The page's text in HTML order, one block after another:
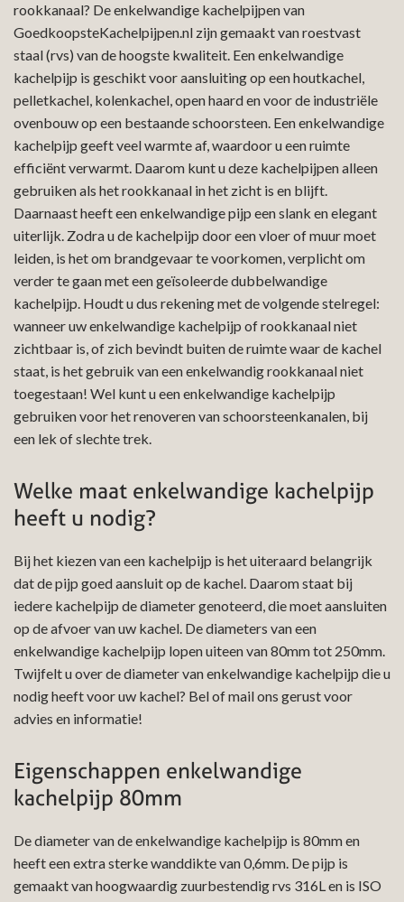
rookkanaal? De enkelwandige kachelpijpen van
GoedkoopsteKachelpijpen.nl zijn gemaakt van roestvast
staal (rvs) van de hoogste kwaliteit. Een enkelwandige
kachelpijp is geschikt voor aansluiting op een houtkachel,
pelletkachel, kolenkachel, open haard en voor de industriële
ovenbouw op een bestaande schoorsteen. Een enkelwandige
kachelpijp geeft veel warmte af, waardoor u een ruimte
efficiënt verwarmt. Daarom kunt u deze kachelpijpen alleen
gebruiken als het rookkanaal in het zicht is en blijft.
Daarnaast heeft een enkelwandige pijp een slank en elegant
uiterlijk. Zodra u de kachelpijp door een vloer of muur moet
leiden, is het om brandgevaar te voorkomen, verplicht om
verder te gaan met een geïsoleerde dubbelwandige
kachelpijp. Houdt u dus rekening met de volgende stelregel:
wanneer uw enkelwandige kachelpijp of rookkanaal niet
zichtbaar is, of zich bevindt buiten de ruimte waar de kachel
staat, is het gebruik van een enkelwandig rookkanaal niet
toegestaan! Wel kunt u een enkelwandige kachelpijp
gebruiken voor het renoveren van schoorsteenkanalen, bij
een lek of slechte trek.
Welke maat enkelwandige kachelpijp
heeft u nodig?
Bij het kiezen van een kachelpijp is het uiteraard belangrijk
dat de pijp goed aansluit op de kachel. Daarom staat bij
iedere kachelpijp de diameter genoteerd, die moet aansluiten
op de afvoer van uw kachel. De diameters van een
enkelwandige kachelpijp lopen uiteen van 80mm tot 250mm.
Twijfelt u over de diameter van enkelwandige kachelpijp die u
nodig heeft voor uw kachel? Bel of mail ons gerust voor
advies en informatie!
Eigenschappen enkelwandige
kachelpijp 80mm
De diameter van de enkelwandige kachelpijp is 80mm en
heeft een extra sterke wanddikte van 0,6mm. De pijp is
gemaakt van hoogwaardig zuurbestendig rvs 316L en is ISO